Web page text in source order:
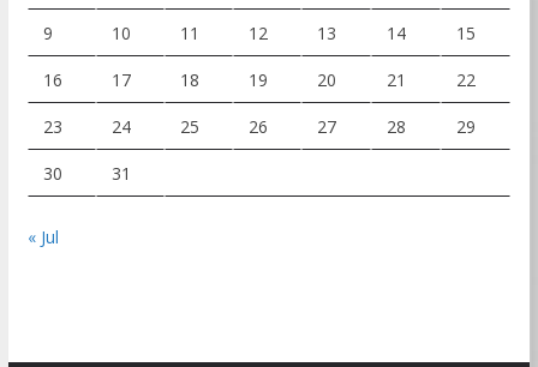
9 10 11 12 13 14 15
16 17 18 19 20 21 22
23 24 25 26 27 28 29
30 31
« Jul